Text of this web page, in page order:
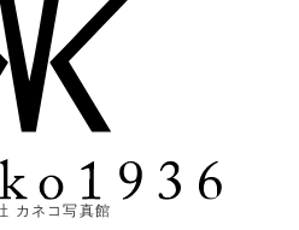
カネコ写真館